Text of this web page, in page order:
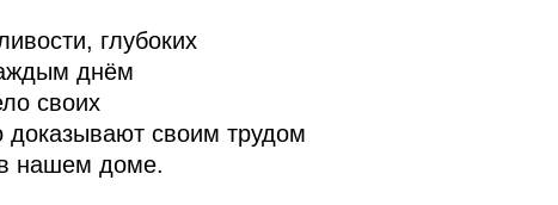
глубоких
днём
своих
своим трудом
нашем доме.